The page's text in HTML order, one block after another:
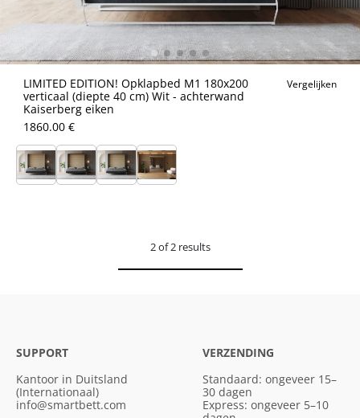
LIMITED EDITION! Opklapbed M1 180x200
verticaal (diepte 40 cm) Wit - achterwand
Kaiserberg eiken
Vergelijken
1860.00 €
2 of 2 results
SUPPORT
Kantoor in Duitsland
(Internationaal)
info@smartbett.com
VERZENDING
Standaard: ongeveer 15–
30 dagen
Express: ongeveer 5–10